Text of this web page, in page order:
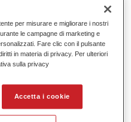
per misurare e migliorare i nostri
le campagne di marketing e
Fare clic con il pulsante
in materia di privacy. Per ulteriori
sulla privacy
Accetta i cookie